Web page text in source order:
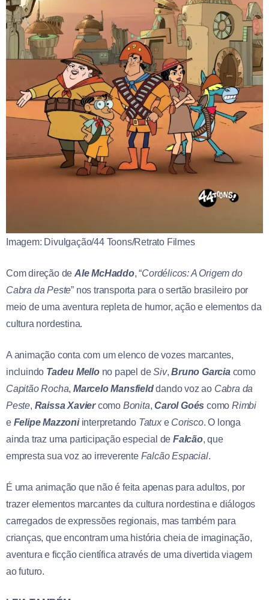
Imagem: Divulgação/44 Toons/Retrato Filmes
Com direção de Ale McHaddo, “Cordélicos: A Origem do
Cabra da Peste” nos transporta para o sertão brasileiro por
meio de uma aventura repleta de humor, ação e elementos da
cultura nordestina.
A animação conta com um elenco de vozes marcantes,
incluindo Tadeu Mellono papel deSiv,Bruno Garciacomo
Capitão Rocha,Marcelo Mansfielddando voz ao Cabra da
Peste, Raissa Xaviercomo Bonita,Carol Goés comoRimbi
eFelipe Mazzoni interpretando Tatuxe Corisco. O longa
ainda traz uma participação especial deFalcão, que
empresta sua voz ao irreverente Falcão Espacial.
É uma animação que não é feita apenas para adultos, por
trazer elementos marcantes da cultura nordestina e diálogos
carregados de expressões regionais, mas também para
crianças, que encontram uma história cheia de imaginação,
aventura e ficção científica através de uma divertida viagem
ao futuro.